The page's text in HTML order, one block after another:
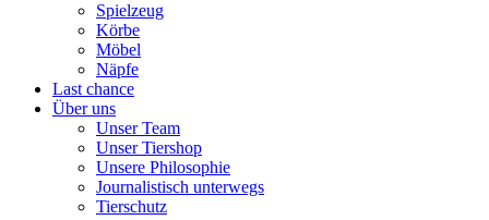
Spielzeug
Körbe
Möbel
Näpfe
Last chance
Über uns
Unser Team
Unser Tiershop
Unsere Philosophie
Journalistisch unterwegs
Tierschutz